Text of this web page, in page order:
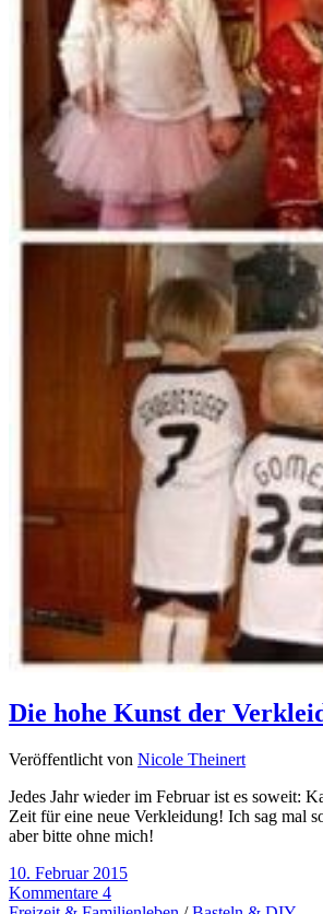
Die hohe Kunst der
Veröffentlicht von Nicole Theinert
Jedes Jahr wieder im Februar ist es soweit:
Zeit für eine neue Verkleidung! Ich sag mal
aber bitte ohne mich!
10. Februar 2015
Kommentare 4